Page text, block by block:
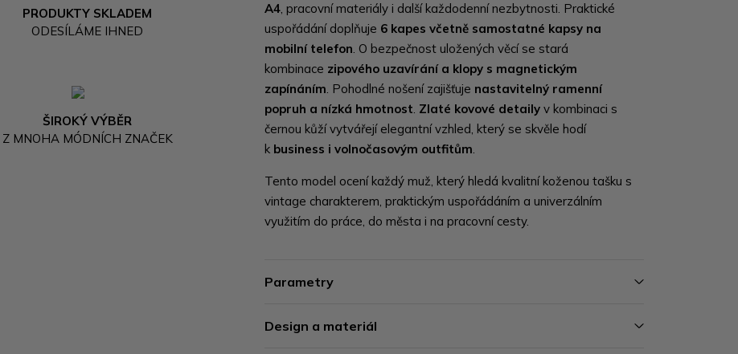
PRODUKTY SKLADEM
ODESÍLÁME IHNED
ŠIROKÝ VÝBĚR
Z MNOHA MÓDNÍCH ZNAČEK
A4, pracovní materiály i další každodenní nezbytnosti. Praktické
uspořádání doplňuje 6 kapes včetně samostatné kapsy na
mobilní telefon. O bezpečnost uložených věcí se stará
kombinace zipového uzavírání a klopy s magnetickým
zapínáním. Pohodlné nošení zajišťuje nastavitelný ramenní
popruh a nízká hmotnost. Zlaté kovové detaily v kombinaci s
černou kůží vytvářejí elegantní vzhled, který se skvěle hodí
k business i volnočasovým outfitům.
Tento model ocení každý muž, který hledá kvalitní koženou tašku s
vintage charakterem, praktickým uspořádáním a univerzálním
využitím do práce, do města i na pracovní cesty.
Parametry
Design a materiál